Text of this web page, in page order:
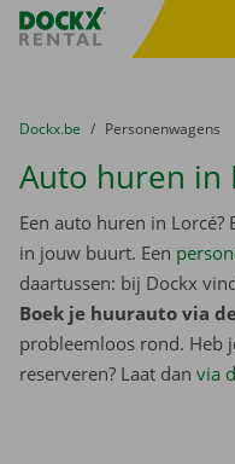
Fratello DEMO
U bevindt zich hier:
van
Dockx.be naar
Personenwagens
Auto huren in
Een auto huren in
in jouw buurt. Een
daartussen: bij Dockx
Boek je huurauto via
probleemloos rond. Heb
reserveren? Laat dan via